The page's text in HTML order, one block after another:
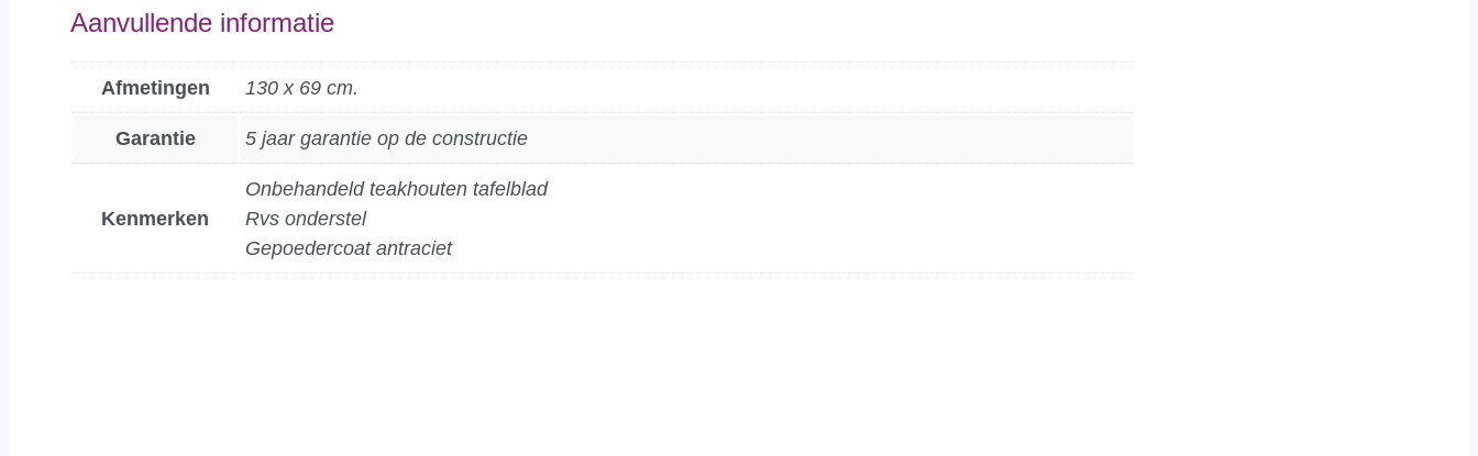
Aanvullende informatie
Afmetingen 130 x 69 cm.
Garantie 5 jaar garantie op de constructie
Kenmerken
Onbehandeld teakhouten tafelblad
Rvs onderstel
Gepoedercoat antraciet